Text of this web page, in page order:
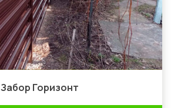
Забор Горизонт